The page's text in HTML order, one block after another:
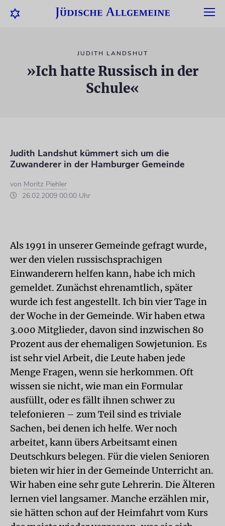
JUDITH LANDSHUT
»Ich hatte Russisch in der
Schule«
Judith Landshut kümmert sich um die
Zuwanderer in der Hamburger Gemeinde
von Moritz Piehler
26.02.2009 00:00 Uhr
Als 1991 in unserer Gemeinde gefragt wurde,
wer den vielen russischsprachigen
Einwanderern helfen kann, habe ich mich
gemeldet. Zunächst ehrenamtlich, später
wurde ich fest angestellt. Ich bin vier Tage in
der Woche in der Gemeinde. Wir haben etwa
3.000 Mitglieder, davon sind inzwischen 80
Prozent aus der ehemaligen Sowjetunion. Es
ist sehr viel Arbeit, die Leute haben jede
Menge Fragen, wenn sie herkommen. Oft
wissen sie nicht, wie man ein Formular
ausfüllt, oder es fällt ihnen schwer zu
telefonieren – zum Teil sind es triviale
Sachen, bei denen ich helfe. Wer noch
arbeitet, kann übers Arbeitsamt einen
Deutschkurs belegen. Für die vielen Senioren
bieten wir hier in der Gemeinde Unterricht an.
Wir haben eine sehr gute Lehrerin. Die Älteren
lernen viel langsamer. Manche erzählen mir,
sie hätten schon auf der Heimfahrt vom Kurs